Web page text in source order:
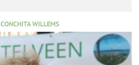
CONCHITA WILLEMS